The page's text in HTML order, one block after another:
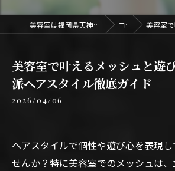
美容室は福岡県天神のLIBERAL Men's Salon天神 コラム 美容室で叶えるメ
美容室で叶えるメッシュと遊
派ヘアスタイル徹底ガイド
2026/04/06
ヘアスタイルで個性や遊び心を表現
せんか？特に美容室でのメッシュは